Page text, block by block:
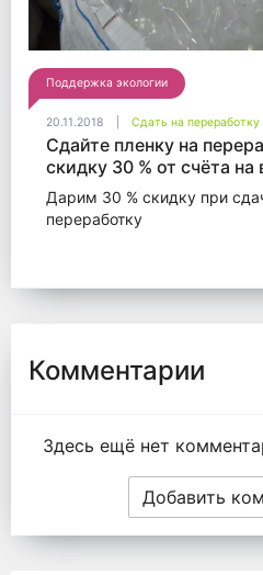
Поддержка экологии
20.11.2018 Сдать на переработку
Сдайте пленку на
скидку 30 % от счёта на
Дарим 30 % скидку при
переработку
Комментарии
Здесь ещё нет
Добавить